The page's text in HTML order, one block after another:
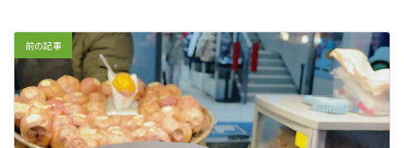
前の記事